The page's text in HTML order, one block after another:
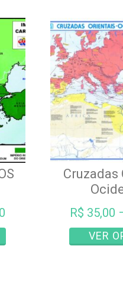
produto
Cruzadas
R$ 35,00
VER